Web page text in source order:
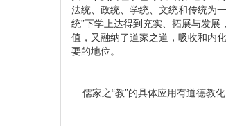
法统、政统、学统、文统和传统为
统”下学上达得到充实、拓展与发展
值，又融纳了道家之道，吸收和内
要的地位。
儒家之“教”的具体应用有道德教